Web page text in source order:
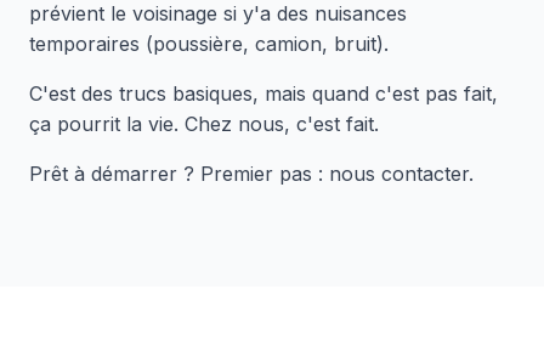
prévient le voisinage si y'a des nuisances
temporaires (poussière, camion, bruit).
C'est des trucs basiques, mais quand c'est pas fait,
ça pourrit la vie. Chez nous, c'est fait.
Prêt à démarrer ? Premier pas : nous contacter.